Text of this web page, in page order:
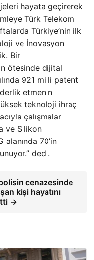
hayata geçirerek
Türk Telekom
Türkiye’nin ilk
ve İnovasyon
Bir
ötesinde dijital
921 milli patent
etmenin
teknoloji ihraç
çalışmalar
ve Silikon
alanında 70’in
dedi.
cenazesinde
kişi hayatını
→